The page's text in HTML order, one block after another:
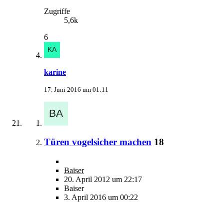
Zugriffe
5,6k
6
karine
17. Juni 2016 um 01:11
Türen vogelsicher machen 18
Baiser
20. April 2012 um 22:17
Baiser
3. April 2016 um 00:22